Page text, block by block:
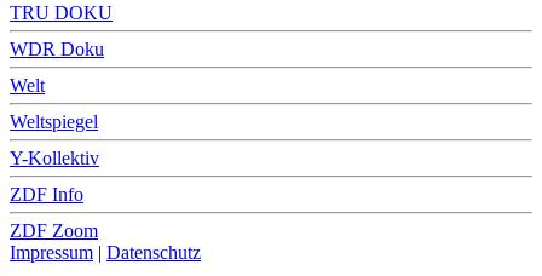
TRU DOKU
WDR Doku
Welt
Weltspiegel
Y-Kollektiv
ZDF Info
ZDF Zoom
Impressum | Datenschutz